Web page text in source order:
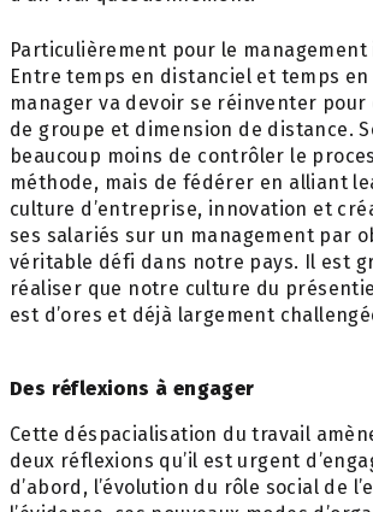
Particulièrement pour le
Entre temps en distanciel et temps
manager va devoir se réinventer
de groupe et dimension de distance.
beaucoup moins de contrôler le
méthode, mais de fédérer en alliant
culture d’entreprise, innovation et
ses salariés sur un management par
véritable défi dans notre pays. Il est
réaliser que notre culture du
est d’ores et déjà largement
Des réflexions à engager
Cette déspacialisation du travail
deux réflexions qu’il est urgent
d’abord, l’évolution du rôle social de